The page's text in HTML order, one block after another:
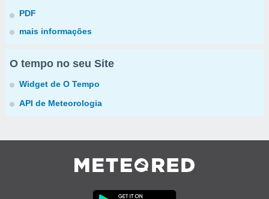
PDF
mais informações
O tempo no seu Site
Widget de O Tempo
API de Meteorologia